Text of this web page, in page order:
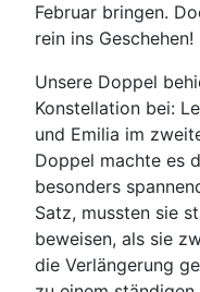
Februar bringen.
rein ins Geschehen!
Unsere Doppel
Konstellation bei:
und Emilia im
Doppel machte es
besonders
Satz, mussten sie
beweisen, als sie
die Verlängerung